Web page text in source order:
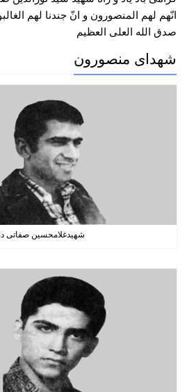
انّهم لهم المنصورون و انّ جندنا لهم
صدق الله العلی العظیم
شهدای منصورون
شهیدغلامحسین صفاتی